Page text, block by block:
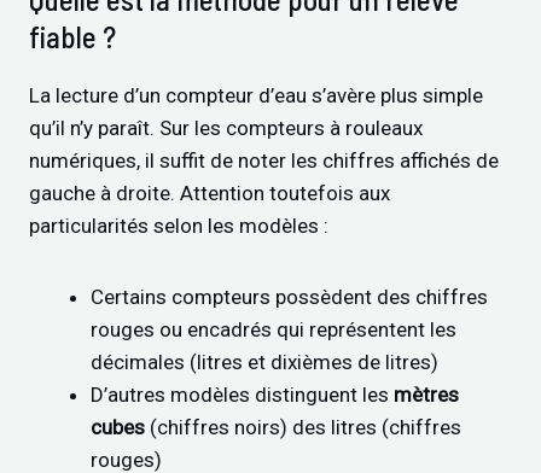
fiable ?
La lecture d’un compteur d’eau s’avère plus simple
qu’il n’y paraît. Sur les compteurs à rouleaux
numériques, il suffit de noter les chiffres affichés de
gauche à droite. Attention toutefois aux
particularités selon les modèles :
Certains compteurs possèdent des chiffres
rouges ou encadrés qui représentent les
décimales (litres et dixièmes de litres)
D’autres modèles distinguent les mètres
cubes (chiffres noirs) des litres (chiffres
rouges)